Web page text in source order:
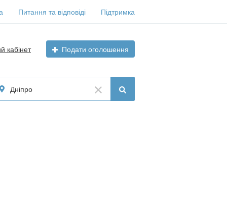
Питання та відповіді Підтримка
кабінет Подати оголошення
Дніпро